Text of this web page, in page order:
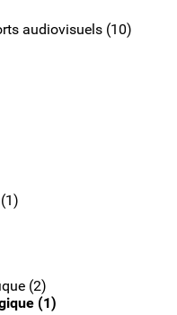
audiovisuels (10)
(2)
(1)